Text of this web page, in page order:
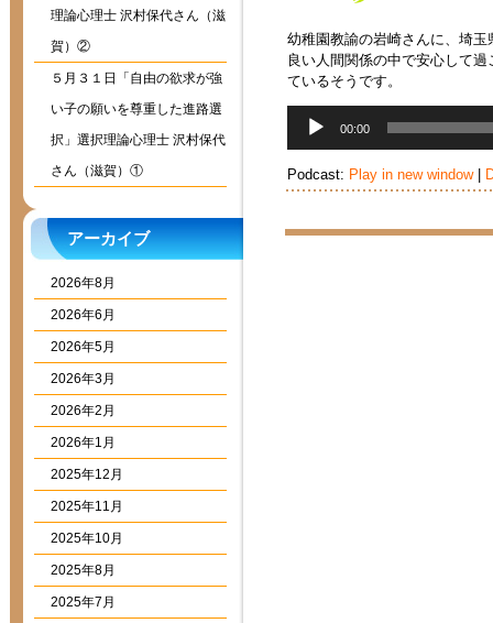
理論心理士 沢村保代さん（滋
賀）②
５月３１日「自由の欲求が強
い子の願いを尊重した進路選
択」選択理論心理士 沢村保代
さん（滋賀）①
アーカイブ
2026年8月
2026年6月
2026年5月
2026年3月
2026年2月
2026年1月
2025年12月
2025年11月
2025年10月
2025年8月
2025年7月
幼稚園教諭の岩崎さんに、埼
良い人間関係の中で安心して
ているそうです。
レ
ー
00:00
Podcast: Play in new window|